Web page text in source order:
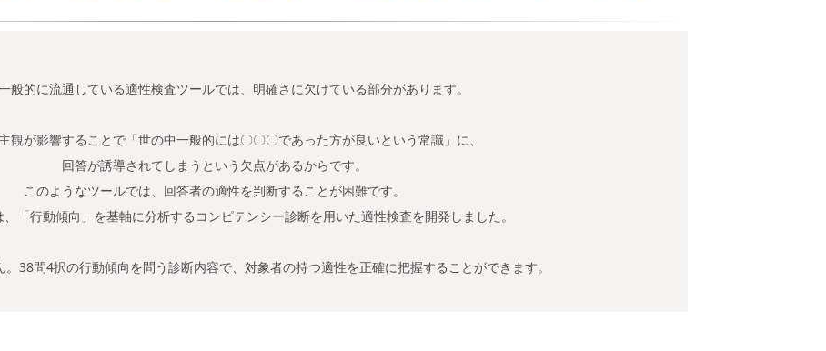
般的に流通している適性検査ツールでは、明確さに欠けている部分があります。
観が影響することで「世の中一般的には〇〇〇であった方が良いという常識」に、
回答が誘導されてしまうという欠点があるからです。
このようなツールでは、回答者の適性を判断することが困難です。
「行動傾向」を基軸に分析するコンピテンシー診断を用いた適性検査を開発しました。
38問4択の行動傾向を問う診断内容で、対象者の持つ適性を正確に把握することができます。